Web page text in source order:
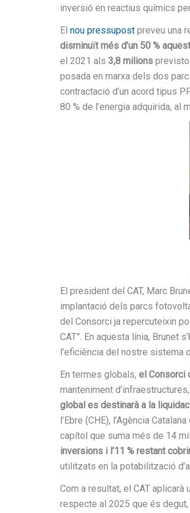
inversió en reactius químics
El nou pressupost preveu una
disminuït més d’un 50 %
el 2021 als 3,8 milions
posada en marxa dels dos
contractació d’un acord tipus
80 % de l’energia adquirida, al
El president del CAT, Marc
implantació dels parcs
del Consorci ja repercuteixin
CAT”. En aquesta línia, Brunet
l’eficiència del nostre sistema
En termes globals, el Consorci
manteniment
global es destinarà a la
l’Ebre (CHE), l’Agència
capítol que suma més de 14
inversions i l’11 % restant
utilitzats en la potabilització
Com a resultat, el CAT aplicarà
respecte al 2025 que és